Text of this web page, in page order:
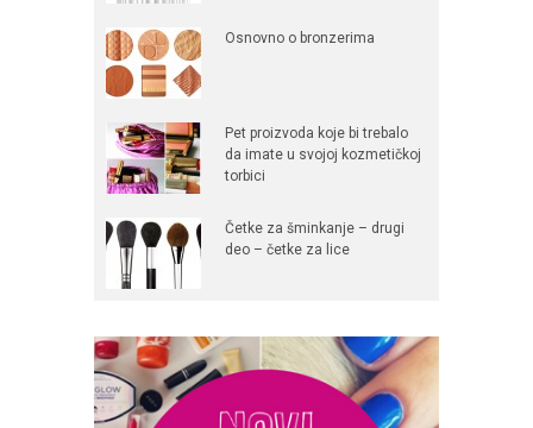
Osnovno o bronzerima
Pet proizvoda koje bi trebalo
da imate u svojoj kozmetičkoj
torbici
Četke za šminkanje – drugi
deo – četke za lice